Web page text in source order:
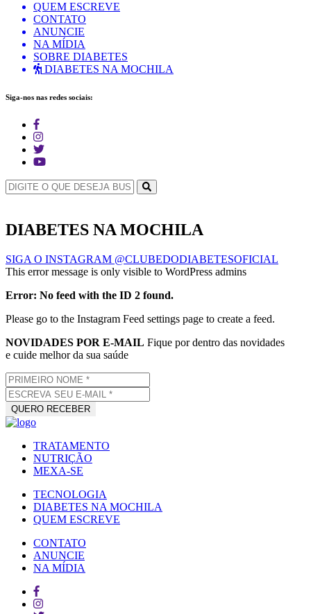
QUEM ESCREVE
CONTATO
ANUNCIE
NA MÍDIA
SOBRE DIABETES
DIABETES NA MOCHILA
Siga-nos nas redes sociais:
DIABETES NA MOCHILA
SIGA O INSTAGRAM @CLUBEDODIABETESOFICIAL
This error message is only visible to WordPress admins
Error: No feed with the ID 2 found.
Please go to the Instagram Feed settings page to create a feed.
NOVIDADES POR E-MAIL Fique por dentro das novidades
e cuide melhor da sua saúde
TRATAMENTO
NUTRIÇÃO
MEXA-SE
TECNOLOGIA
DIABETES NA MOCHILA
QUEM ESCREVE
CONTATO
ANUNCIE
NA MÍDIA